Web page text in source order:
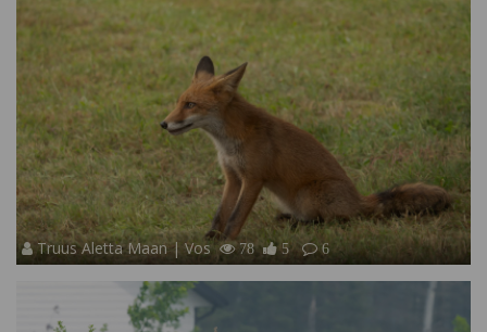
Truus Aletta Maan | Vos 78 5 6